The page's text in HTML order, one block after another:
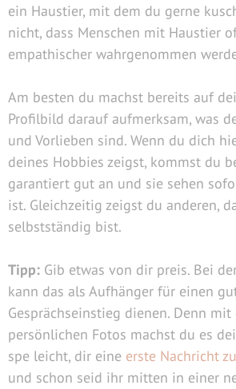
ein Haustier, mit dem du gerne
nicht, dass Menschen mit Haustier
empathischer wahrgenommen
Am besten du machst bereits auf
Profilbild darauf aufmerksam, was
und Vorlieben sind. Wenn du dich
deines Hobbies zeigst, kommst du
garantiert gut an und sie sehen
ist. Gleichzeitig zeigst du anderen,
selbstständig bist.
Tipp: Gib etwas von dir preis. Bei
kann das als Aufhänger für einen
Gesprächseinstieg dienen. Denn mit
persönlichen Fotos machst du es
spe leicht, dir eine erste Nachricht
und schon seid ihr mitten in einer